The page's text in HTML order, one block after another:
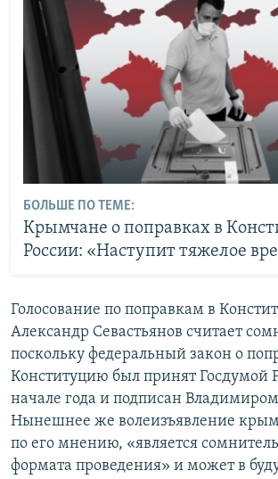
БОЛЬШЕ ПО ТЕМЕ:
Крымчане о поправках в
России: «Наступит тяжелое
Голосование по поправкам в
Александр Севастьянов считает
поскольку федеральный закон о
Конституцию был принят Госдумой
начале года и подписан
Нынешнее же волеизъявление
по его мнению, «является
формата проведения» и может в